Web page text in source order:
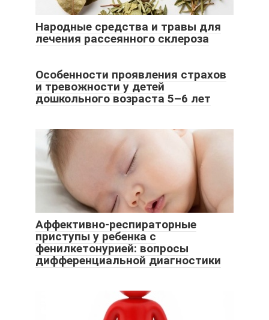
Народные средства и травы для
лечения рассеянного склероза
Особенности проявления страхов
и тревожности у детей
дошкольного возраста 5–6 лет
Аффективно-респираторные
приступы у ребенка с
фенилкетонурией: вопросы
дифференциальной диагностики